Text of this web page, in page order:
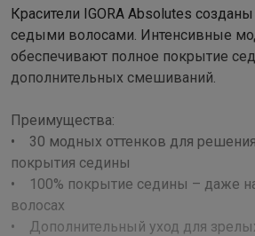
Красители IGORA Absolutes
седыми волосами. Интенсивные
обеспечивают полное покрытие
дополнительных смешиваний.
Преимущества:
• 30 модных оттенков для
покрытия седины
• 100% покрытие седины – даже
волосах
• Дополнительный уход для